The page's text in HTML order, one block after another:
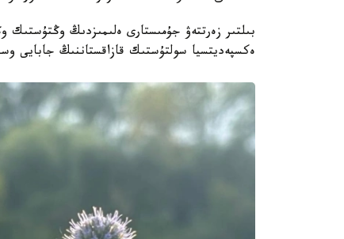
بىلتىر زەرتتەۋ جۇمىستارى ەلىمىزدىڭ وڭتۇستىك
ەكسپەديتسيا سولتۇستىك قازاقستاننىڭ جابايى